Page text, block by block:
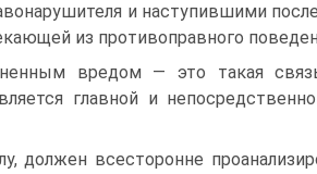
и наступившими
из противоправного
вредом — это такая
главной и
должен всесторонне